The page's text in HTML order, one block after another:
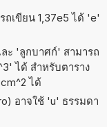
ถเขียน 1,37e5 ได้ 'e'
ะ 'ลูกบาศก์' สามารถ
ได้ สำหรับตาราง
ได้
อาจใช้ 'u' ธรรมดา